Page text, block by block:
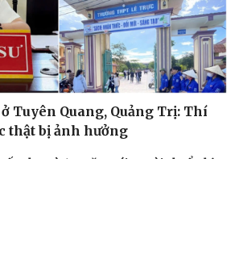
Bình trong vụ án lừa đảo 1.600 tỷ